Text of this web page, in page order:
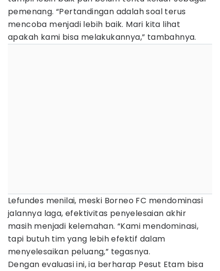
pemenang. “Pertandingan adalah soal terus
mencoba menjadi lebih baik. Mari kita lihat
apakah kami bisa melakukannya,” tambahnya.
Lefundes menilai, meski Borneo FC mendominasi
jalannya laga, efektivitas penyelesaian akhir
masih menjadi kelemahan. “Kami mendominasi,
tapi butuh tim yang lebih efektif dalam
menyelesaikan peluang,” tegasnya.
Dengan evaluasi ini, ia berharap Pesut Etam bisa